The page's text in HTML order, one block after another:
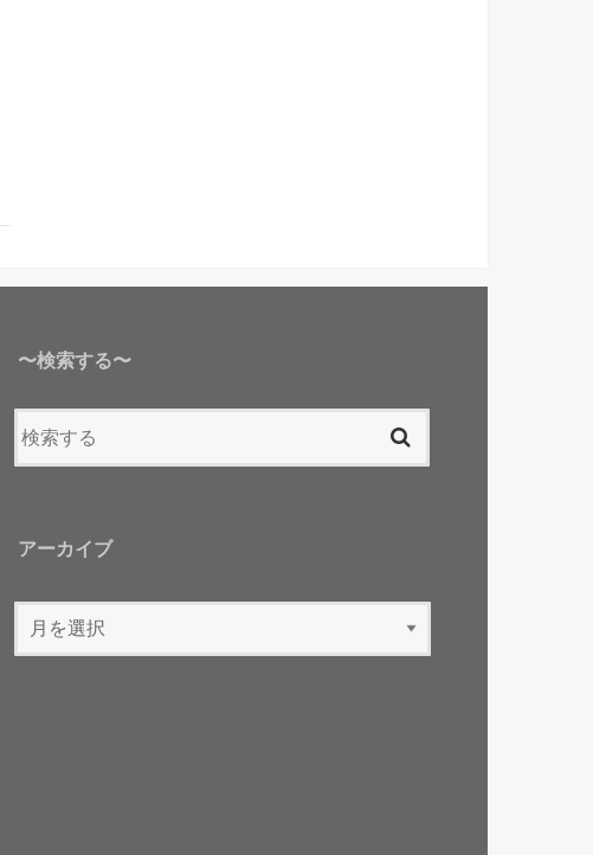
〜検索する〜
アーカイブ